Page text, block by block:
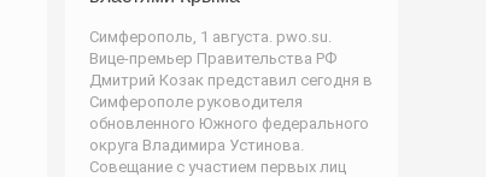
Симферополь, 1 августа. pwo.su.
Вице-премьер Правительства РФ
Дмитрий Козак представил сегодня в
Симферополе руководителя
обновленного Южного федерального
округа Владимира Устинова.
Совещание с участием первых лиц